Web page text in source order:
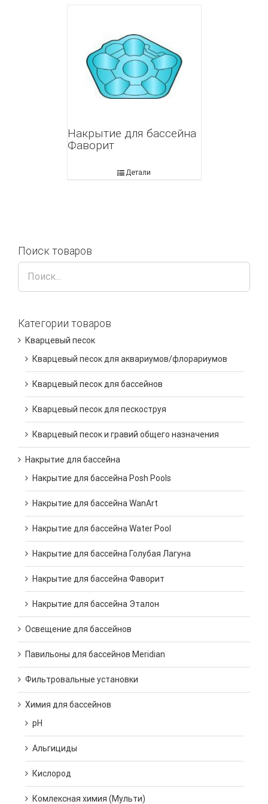
Накрытие для бассейна
Фаворит
Детали
Поиск товаров
Категории товаров
Кварцевый песок
Кварцевый песок для аквариумов/флорариумов
Кварцевый песок для бассейнов
Кварцевый песок для пескоструя
Кварцевый песок и гравий общего назначения
Накрытие для бассейна
Накрытие для бассейна Posh Pools
Накрытие для бассейна WanArt
Накрытие для бассейна Water Pool
Накрытие для бассейна Голубая Лагуна
Накрытие для бассейна Фаворит
Накрытие для бассейна Эталон
Освещение для бассейнов
Павильоны для бассейнов Meridian
Фильтровальные установки
Химия для бассейнов
pH
Альгициды
Кислород
Комлексная химия (Мульти)